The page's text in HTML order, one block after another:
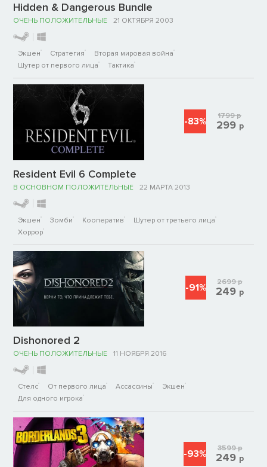
Hidden & Dangerous Bundle
ОЧЕНЬ ПОЛОЖИТЕЛЬНЫЕ 21 ОКТЯБРЯ 2003
Экшен Стратегия
Вторая мировая война
Шутер от первого лица
Тактика
Resident Evil 6 Complete
В ОСНОВНОМ ПОЛОЖИТЕЛЬНЫЕ 22 МАРТА 2013
Экшен Зомби Кооператив
Шутер от третьего лица
Хоррор
-83% 1799р
299 р
Dishonored 2
ОЧЕНЬ ПОЛОЖИТЕЛЬНЫЕ 11 НОЯБРЯ 2016
Стелс От первого лица Ассассины
Экшен
Для одного игрока
-91% 2699р
249 р
-93% 3599р
249 р